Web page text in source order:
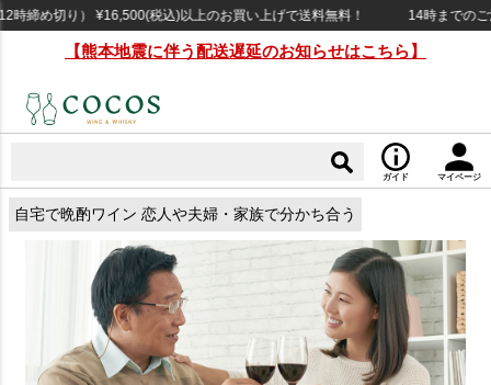
締め切り） ¥16,500(税込)以上のお買い上げで送料無料！ 14時までのご
【熊本地震に伴う配送遅延のお知らせはこちら】
ガイド マイページ
自宅で晩酌ワイン 恋人や夫婦・家族で分かち合う